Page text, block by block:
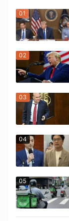
01
02
03
04
05